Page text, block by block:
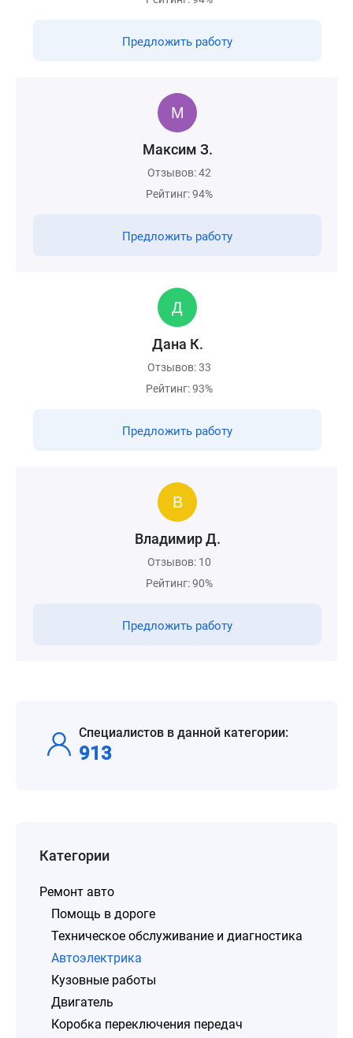
Предложить работу
Максим З.
Отзывов: 42
Рейтинг: 94%
Предложить работу
Дана К.
Отзывов: 33
Рейтинг: 93%
Предложить работу
Владимир Д.
Отзывов: 10
Рейтинг: 90%
Предложить работу
Специалистов в данной категории:
913
Категории
Ремонт авто
Помощь в дороге
Техническое обслуживание и диагностика
Автоэлектрика
Кузовные работы
Двигатель
Коробка переключения передач